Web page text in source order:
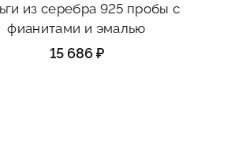
из серебра 925 пробы с
фианитами и эмалью
15 686 ₽